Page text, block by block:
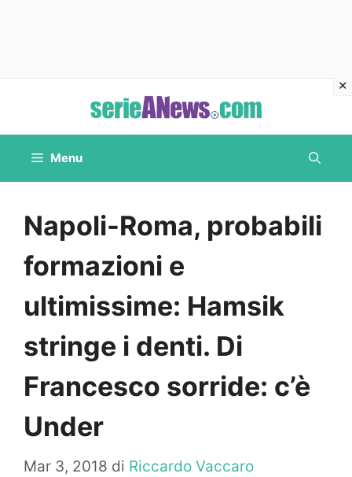
contenuto
Menu
Napoli-Roma, probabili
formazioni e
ultimissime: Hamsik
stringe i denti. Di
Francesco sorride: c’è
Under
Mar 3, 2018 di Riccardo Vaccaro